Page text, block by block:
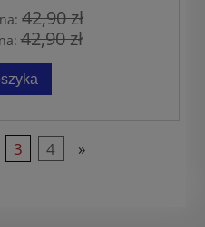
42,90 zł
42,90 zł
3 4 »